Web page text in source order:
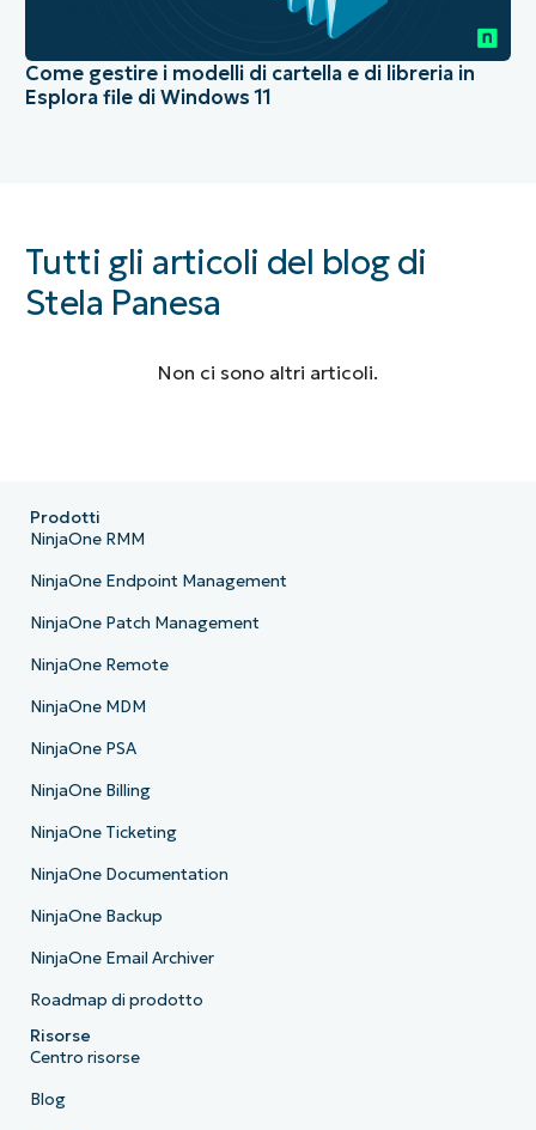
Come gestire i modelli di cartella e di libreria in
Esplora file di Windows 11
Tutti gli articoli del blog di
Stela Panesa
Non ci sono altri articoli.
Prodotti
NinjaOne RMM
NinjaOne Endpoint Management
NinjaOne Patch Management
NinjaOne Remote
NinjaOne MDM
NinjaOne PSA
NinjaOne Billing
NinjaOne Ticketing
NinjaOne Documentation
NinjaOne Backup
NinjaOne Email Archiver
Roadmap di prodotto
Risorse
Centro risorse
Blog